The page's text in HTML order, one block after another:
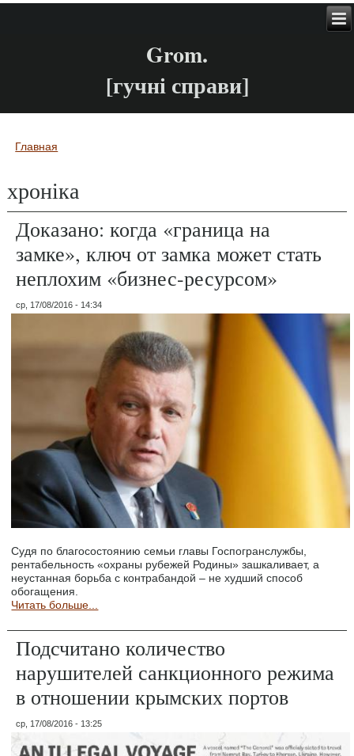
Grom.
[гучні справи]
Вы здесь
Главная
хроніка
Доказано: когда «граница на
замке», ключ от замка может стать
неплохим «бизнес-ресурсом»
ср, 17/08/2016 - 14:34
Судя по благосостоянию семьи главы Госпогранслужбы,
рентабельность «охраны рубежей Родины» зашкаливает, а
неустанная борьба с контрабандой – не худший способ
обогащения.
Читать больше...
Подсчитано количество
нарушителей санкционного режима
в отношении крымских портов
ср, 17/08/2016 - 13:25